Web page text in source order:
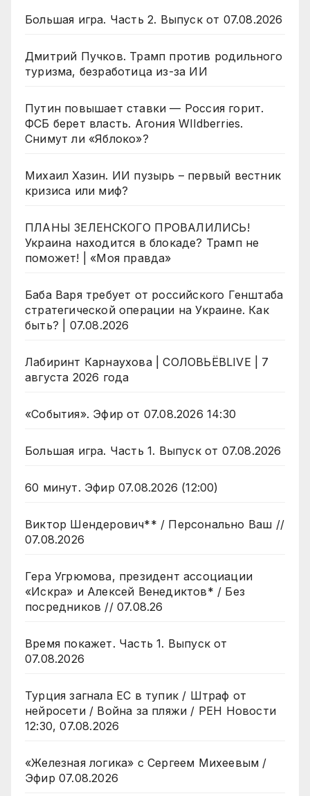
Большая игра. Часть 2. Выпуск от 07.08.2026
Дмитрий Пучков. Трамп против родильного
туризма, безработица из-за ИИ
Путин повышает ставки — Россия горит.
ФСБ берет власть. Агония WIldberries.
Снимут ли «Яблоко»?
Михаил Хазин. ИИ пузырь – первый вестник
кризиса или миф?
ПЛАНЫ ЗЕЛЕНСКОГО ПРОВАЛИЛИСЬ!
Украина находится в блокаде? Трамп не
поможет! | «Моя правда»
Баба Варя требует от российского Генштаба
стратегической операции на Украине. Как
быть? | 07.08.2026
Лабиринт Карнаухова | СОЛОВЬЁВLIVE | 7
августа 2026 года
«События». Эфир от 07.08.2026 14:30
Большая игра. Часть 1. Выпуск от 07.08.2026
60 минут. Эфир 07.08.2026 (12:00)
Виктор Шендерович** / Персонально Ваш //
07.08.2026
Гера Угрюмова, президент ассоциации
«Искра» и Алексей Венедиктов* / Без
посредников // 07.08.26
Время покажет. Часть 1. Выпуск от
07.08.2026
Турция загнала ЕС в тупик / Штраф от
нейросети / Война за пляжи / РЕН Новости
12:30, 07.08.2026
«Железная логика» с Сергеем Михеевым /
Эфир 07.08.2026